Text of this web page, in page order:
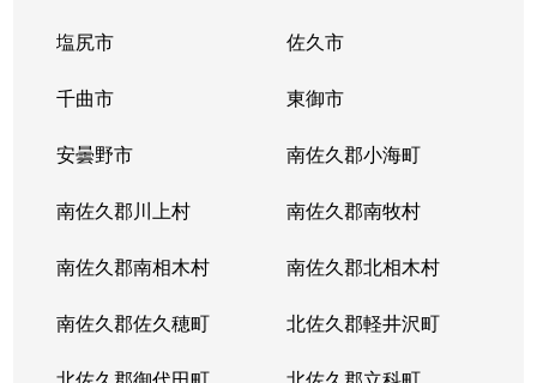
湊
岡谷
湊
1,400万円 岡谷
湊
岡谷
湊
岡谷
湊
59万円 岡谷
徒歩45分
若宮
1,700万円 岡谷
徒歩26分
塩尻市 佐久市
千曲市 東御市
安曇野市 南佐久郡小海町
南佐久郡川上村 南佐久郡南牧村
南佐久郡南相木村 南佐久郡北相木村
南佐久郡佐久穂町 北佐久郡軽井沢町